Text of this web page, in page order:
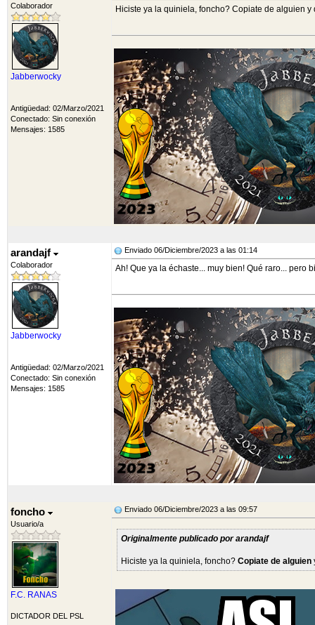
Colaborador
Jabberwocky
Antigüedad: 02/Marzo/2021
Conectado: Sin conexión
Mensajes: 1585
Hiciste ya la quiniela, foncho? Copiate de alguien
arandajf
Colaborador
Jabberwocky
Antigüedad: 02/Marzo/2021
Conectado: Sin conexión
Mensajes: 1585
Enviado 06/Diciembre/2023 a las 01:14
Ah! Que ya la échaste... muy bien! Qué raro... pero
foncho
Usuario/a
F.C. RANAS
DICTADOR DEL PSL
Enviado 06/Diciembre/2023 a las 09:57
Originalmente publicado por arandajf
Hiciste ya la quiniela, foncho? Copiate de alguien